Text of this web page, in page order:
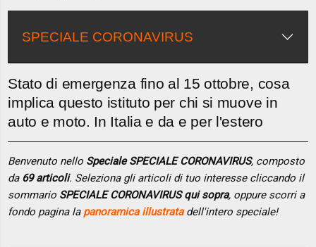
SPECIALE CORONAVIRUS
Stato di emergenza fino al 15 ottobre, cosa
implica questo istituto per chi si muove in
auto e moto. In Italia e da e per l'estero
Benvenuto nello Speciale SPECIALE CORONAVIRUS, composto
da 69 articoli. Seleziona gli articoli di tuo interesse cliccando il
sommario SPECIALE CORONAVIRUS qui sopra, oppure scorri a
fondo pagina la panoramica illustratadell'intero speciale!